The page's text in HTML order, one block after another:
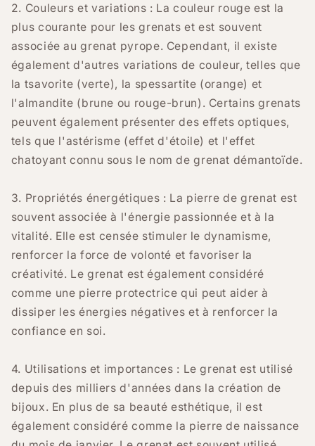
2. Couleurs et variations : La couleur rouge est la
plus courante pour les grenats et est souvent
associée au grenat pyrope. Cependant, il existe
également d'autres variations de couleur, telles que
la tsavorite (verte), la spessartite (orange) et
l'almandite (brune ou rouge-brun). Certains grenats
peuvent également présenter des effets optiques,
tels que l'astérisme (effet d'étoile) et l'effet
chatoyant connu sous le nom de grenat démantoïde.
3. Propriétés énergétiques : La pierre de grenat est
souvent associée à l'énergie passionnée et à la
vitalité. Elle est censée stimuler le dynamisme,
renforcer la force de volonté et favoriser la
créativité. Le grenat est également considéré
comme une pierre protectrice qui peut aider à
dissiper les énergies négatives et à renforcer la
confiance en soi.
4. Utilisations et importances : Le grenat est utilisé
depuis des milliers d'années dans la création de
bijoux. En plus de sa beauté esthétique, il est
également considéré comme la pierre de naissance